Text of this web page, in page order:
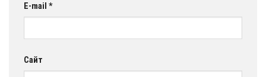
E-mail *
Сайт